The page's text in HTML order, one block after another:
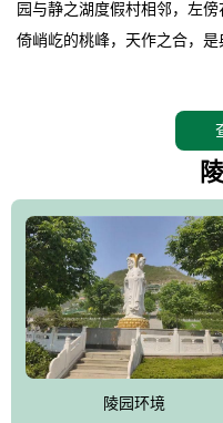
园与静之湖度假村相邻，左
倚峭屹的桃峰，天作之合，是
师亲临园区指导，他认为“这
南，地形极佳，地理位置得
生后花园，子孙福荫地”。
。
相传观音菩萨曾在九朵莲花
今这里的桃柿满园，故桃峰
。
桃峰园靠近京城，远离尘嚣
野兔、松鼠、山鸡随处可见
逝者、感悟生命的圣地。
陵园环境